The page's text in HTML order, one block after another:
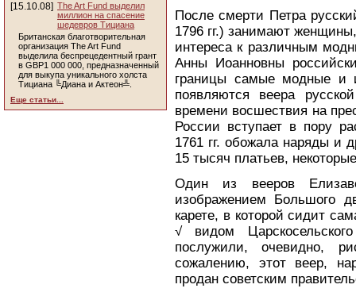
[15.10.08] The Art Fund выделил
миллион на спасение
шедевров Тициана
Британская благотворительная
организация The Art Fund
выделила беспрецедентный грант
в GBP1 000 000, предназначенный
для выкупа уникального холста
Тициана ╚Диана и Актеон╩.
Еще статьи...
После смерти Петра
1796 гг.) занимают
интереса к различным
Анны Иоанновны
границы самые модные и
появляются веера
времени восшествия на
России вступает в пору
1761 гг. обожала наряды и
15 тысяч платьев,
Один из вееров
изображением Большого
карете, в которой сидит
√ видом
послужили, очевидно,
сожалению, этот веер,
продан советским